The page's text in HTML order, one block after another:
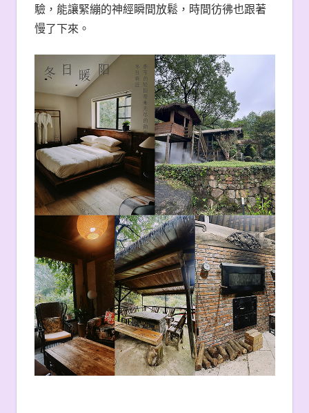
驗，能讓緊繃的神經瞬間放鬆，時間彷彿也跟著
慢了下來。